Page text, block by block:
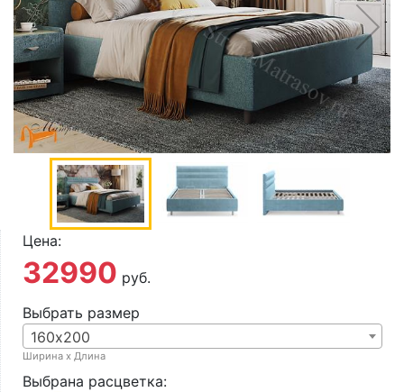
Контакты
Доставка по городу
Цена:
32990 руб.
Выбрать размер
160х200
Ширина х Длина
Выбрана расцветка: